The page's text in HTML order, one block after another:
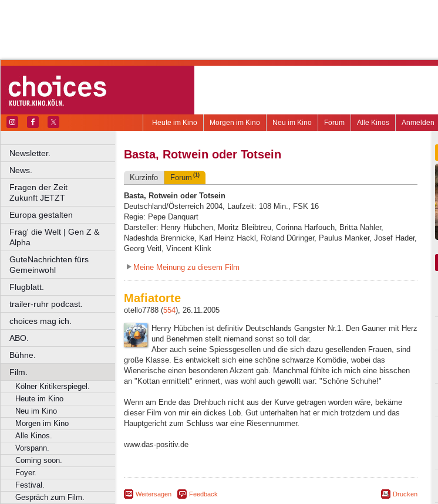
Anmelden
Alle Kinos
Forum
Neu im Kino
Morgen im Kino
Heute im Kino
Newsletter.
News.
Fragen der Zeit
Zukunft JETZT
Europa gestalten
Frag' die Welt | Gen Z &
Alpha
GuteNachrichten fürs
Gemeinwohl
Flugblatt.
trailer-ruhr podcast.
choices mag ich.
ABO.
Bühne.
Film.
Kölner Kritikerspiegel.
Heute im Kino
Neu im Kino
Morgen im Kino
Alle Kinos.
Vorspann.
Coming soon.
Foyer.
Festival.
Gespräch zum Film.
Basta, Rotwein oder Totsein
Kurzinfo Forum (1)
Basta, Rotwein oder Totsein
Deutschland/Österreich 2004, Laufzeit: 108 Min., FSK 16
Regie: Pepe Danquart
Darsteller: Henry Hübchen, Moritz Bleibtreu, Corinna Harfouch, Britta Nahler,
Nadeshda Brennicke, Karl Heinz Hackl, Roland Düringer, Paulus Manker, Josef Hader,
Georg Veitl, Vincent Klink
Meine Meinung zu diesem Film
Mafiatorte
otello7788 (554), 26.11.2005
Henry Hübchen ist definitiv Deutschlands Gangster Nr.1. Den Gauner mit Herz
und Benehmen stellt niemand sonst so toll dar.
Aber auch seine Spiessgesellen und die sich dazu gesellenden Frauen, sind
große Klasse. Es entwickelt sich eine schöne schwarze Komödie, wobei das
Wienerische einen besonderen Akzent gab. Manchmal fühlte ich mich eine bisschen
an "Kottan ermittelt" erinnert, was wohl auch gewollt war: "Schöne Schuhe!"
Wenn am Ende das Drehbuch nicht aus der Kurve getragen worden wäre, bekäme
dieser Film von mir ein dickes Lob. Gut unterhalten hat er mich trotzdem und das
Hauptgericht zum Schluss war eine Riesennummer.
www.das-positiv.de
Weitersagen Feedback Drucken